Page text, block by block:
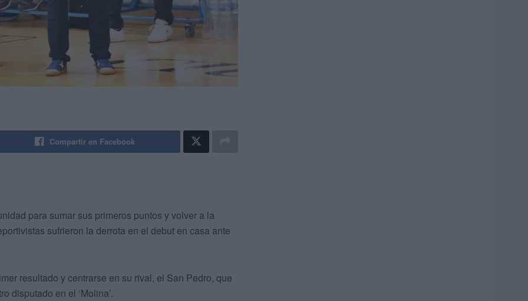
Compartir en Facebook
para sumar sus primeros puntos y volver a la
sufrieron la derrota en el debut en casa ante
resultado y centrarse en su rival, el San Pedro, que
disputado en el ‘Molina’.